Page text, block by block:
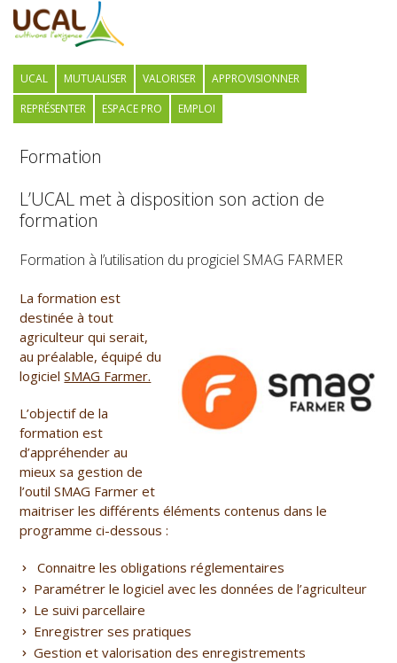
UCAL MUTUALISER VALORISER
APPROVISIONNER
REPRÉSENTER
ESPACE PRO EMPLOI
Formation
L’UCAL met à disposition son action de
formation
Formation à l’utilisation du progiciel SMAG FARMER
La formation est
destinée à tout
agriculteur qui serait,
au préalable, équipé du
logicielSMAG Farmer.
L’objectif de la
formation est
d’appréhender au
mieux sa gestion de
l’outil SMAG Farmer et
maitriser les différents éléments contenus dans le
programme ci-dessous :
Connaitre les obligations réglementaires
Paramétrer le logiciel avec les données de l’agriculteur
Le suivi parcellaire
Enregistrer ses pratiques
Gestion et valorisation des enregistrements